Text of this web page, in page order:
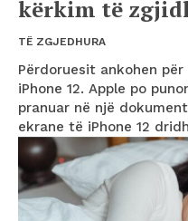
kërkim të
TË ZGJEDHURA
Përdoruesit ankohen
iPhone 12. Apple po punon
pranuar në një
ekrane të iPhone 12